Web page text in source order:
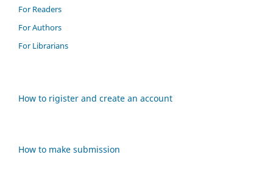
For Readers
For Authors
For Librarians
How to rigister and create an account
How to make submission